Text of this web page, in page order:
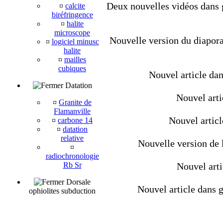
¤ calcite
biréfringence
¤ halite
microscope
¤ logiciel minusc
halite
¤ mailles
cubiques
Datation
¤ Granite de
Flamanville
¤ carbone 14
¤ datation
relative
¤
radiochronologie
Rb Sr
Dorsale
ophiolites subduction
Deux nouvelles vidéos
Nouvelle version du
Nouvel article
Nouvel
Nouvel
Nouvelle version de
Nouvel
Nouvel article dans